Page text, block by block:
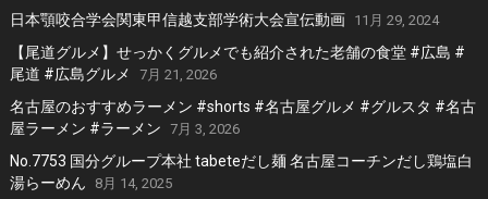
日本顎咬合学会関東甲信越支部学術大会宣伝動画 11月 29, 2024
【尾道グルメ】せっかくグルメでも紹介された老舗の食堂 #広島 #
尾道 #広島グルメ
7月 21, 2026
名古屋のおすすめラーメン #shorts #名古屋グルメ #グルスタ #名古
屋ラーメン #ラーメン 7月 3, 2026
No.7753 国分グループ本社 tabeteだし麺 名古屋コーチンだし鶏塩白
湯らーめん
8月 14, 2025